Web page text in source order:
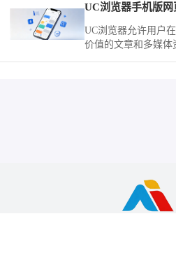
UC浏览器手机版
UC浏览器允许用户
价值的文章和多媒体